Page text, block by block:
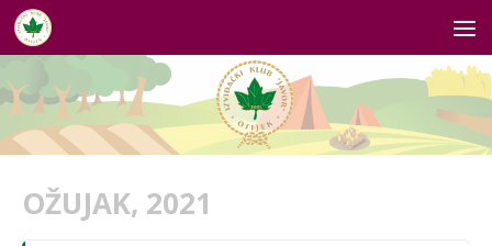
Skip to content
OŽUJAK, 2021